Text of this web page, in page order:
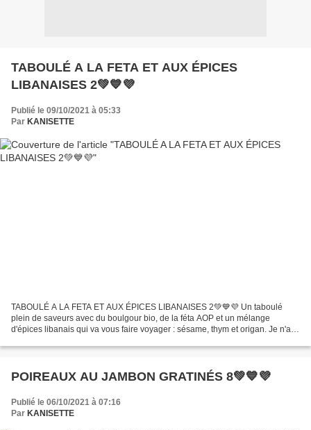
TABOULÉ A LA FETA ET AUX ÉPICES
LIBANAISES 2💚💙💜
Publié le 09/10/2021 à 05:33
Par KANISETTE
TABOULÉ A LA FETA ET AUX ÉPICES LIBANAISES 2💚💙💜 Un taboulé
plein de saveurs avec du boulgour bio, de la féta AOP et un mélange
d'épices libanais qui va vous faire voyager : sésame, thym et origan. Je n'ai
POIREAUX AU JAMBON GRATINÉS 8💚💙💜
Publié le 06/10/2021 à 07:16
Par KANISETTE